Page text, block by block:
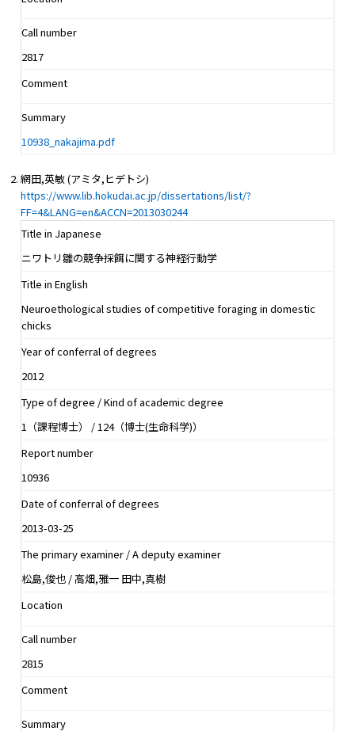
Call number
2817
Comment
Summary
10938_nakajima.pdf
網田,英敏 (アミタ,ヒデトシ)
https://www.lib.hokudai.ac.jp/dissertations/list/?
FF=4&LANG=en&ACCN=2013030244
Title in Japanese
ニワトリ雛の競争採餌に関する神経行動学
Title in English
Neuroethological studies of competitive foraging in domestic
chicks
Year of conferral of degrees
2012
Type of degree / Kind of academic degree
1（課程博士） / 124（博士(生命科学)）
Report number
10936
Date of conferral of degrees
2013-03-25
The primary examiner / A deputy examiner
松島,俊也 / 高畑,雅一 田中,真樹
Location
Call number
2815
Comment
Summary